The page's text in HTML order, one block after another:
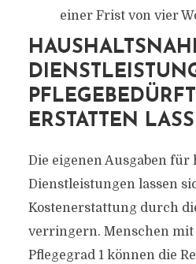
einer Frist von vier
ERSTATTEN
Die eigenen Ausgaben für
Dienstleistungen lassen
Kostenerstattung durch
verringern. Menschen mit
Pflegegrad 1 können die